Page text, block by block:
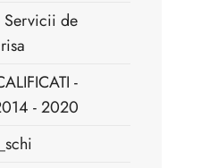
Servicii de
-
- 2020